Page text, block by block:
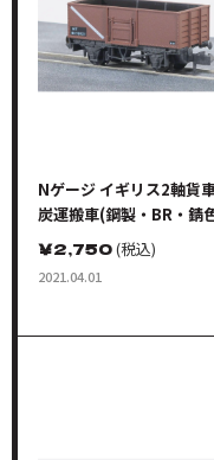
Nゲージ イギリス2軸貨
炭運搬車(鋼製・BR・錆
番B170121)
￥2,750(税込)
2021.04.01